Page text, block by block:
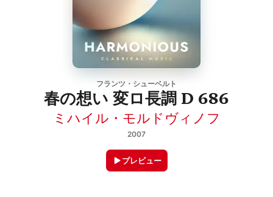
フランツ・シューベルト
春の想い 変ロ長調 D 686
ミハイル・モルドヴィノフ
2007
プレビュー